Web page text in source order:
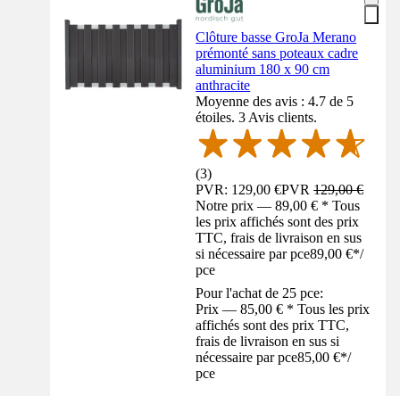
Clôture basse GroJa Merano
prémonté sans poteaux cadre
aluminium 180 x 90 cm
anthracite
Moyenne des avis : 4.7 de 5
étoiles. 3 Avis clients.
(3)
PVR: 129,00 €PVR129,00 €
Notre prix — 89,00 € * Tous
les prix affichés sont des prix
TTC, frais de livraison en sus
si nécessaire par pce89,00 €*/
pce
Pour l'achat de 25 pce:
Prix — 85,00 € * Tous les prix
affichés sont des prix TTC,
frais de livraison en sus si
nécessaire par pce85,00 €*/
pce